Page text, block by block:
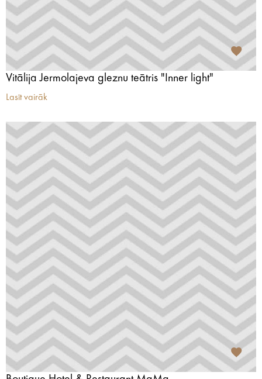
Vitālija Jermolajeva gleznu teātris "Inner light"
Lasīt vairāk